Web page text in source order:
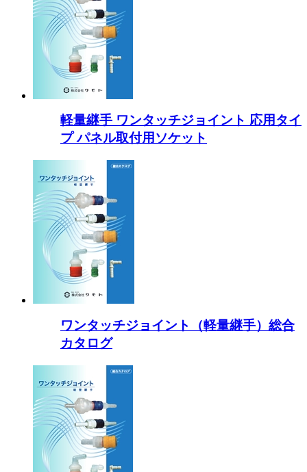
軽量継手 ワンタッチジョイント 応用タイ
プ パネル取付用ソケット
ワンタッチジョイント（軽量継手）総合
カタログ